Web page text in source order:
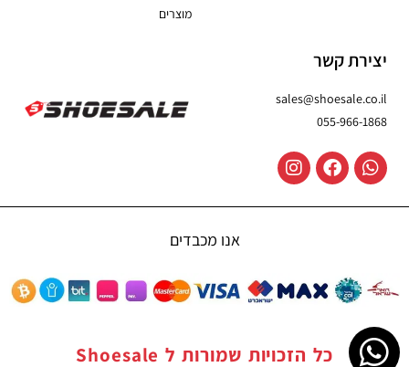
מוצרים
יצירת קשר
sales@shoesale.co.il
055-966-1868
אנו מכבדים
כל הזכויות שמורות ל Shoesale